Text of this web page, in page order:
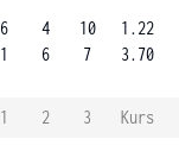
6
1
4
6
10
7
1.22
3.70
1 2 3
Kurs